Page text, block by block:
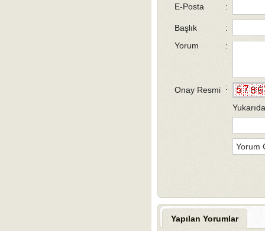
E-Posta :
Başlık
:
Yorum
:
Onay Resmi :
Yapılan Yorumlar